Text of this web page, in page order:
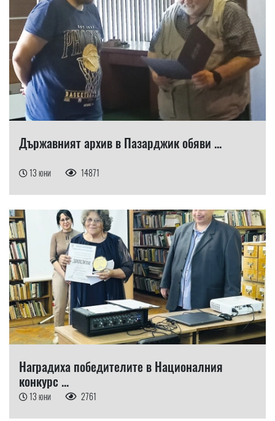
Държавният архив в Пазарджик обяви ...
13 юни 14871
Наградиха победителите в Националния
конкурс ...
13 юни 2761